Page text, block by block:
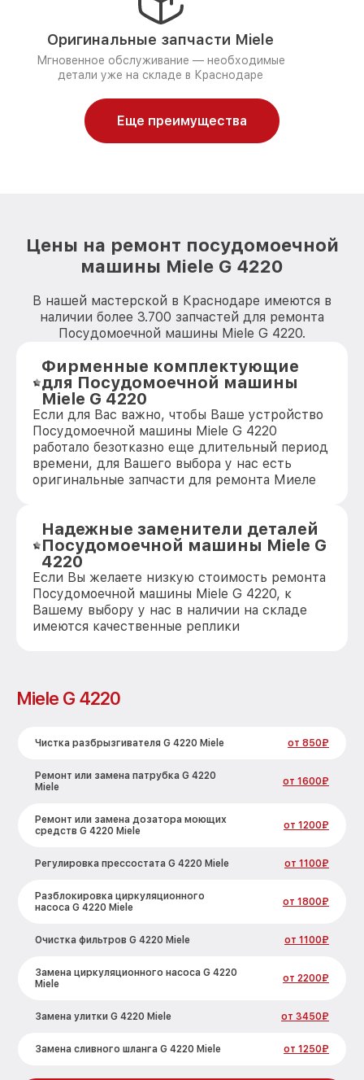
Оригинальные запчасти Miele
Мгновенное обслуживание — необходимые
детали уже на складе в Краснодаре
Еще преимущества
Цены на ремонт посудомоечной
машины Miele G 4220
В нашей мастерской в Краснодаре имеются в
наличии более 3.700 запчастей для ремонта
Посудомоечной машины Miele G 4220.
Фирменные комплектующие
для Посудомоечной машины
Miele G 4220
Если для Вас важно, чтобы Ваше устройство
Посудомоечной машины Miele G 4220
работало безотказно еще длительный период
времени, для Вашего выбора у нас есть
оригинальные запчасти для ремонта Миеле
Надежные заменители деталей
Посудомоечной машины Miele G
4220
Если Вы желаете низкую стоимость ремонта
Посудомоечной машины Miele G 4220, к
Вашему выбору у нас в наличии на складе
имеются качественные реплики
Miele G 4220
Чистка разбрызгивателя G 4220 Miele от 850₽
Ремонт или замена патрубка G 4220
Miele
от 1600₽
Ремонт или замена дозатора моющих
средств G 4220 Miele
от 1200₽
Регулировка прессостата G 4220 Miele от 1100₽
Разблокировка циркуляционного
насоса G 4220 Miele
от 1800₽
Очистка фильтров G 4220 Miele от 1100₽
Замена циркуляционного насоса G 4220
Miele
от 2200₽
Замена улитки G 4220 Miele от 3450₽
Замена сливного шланга G 4220 Miele от 1250₽